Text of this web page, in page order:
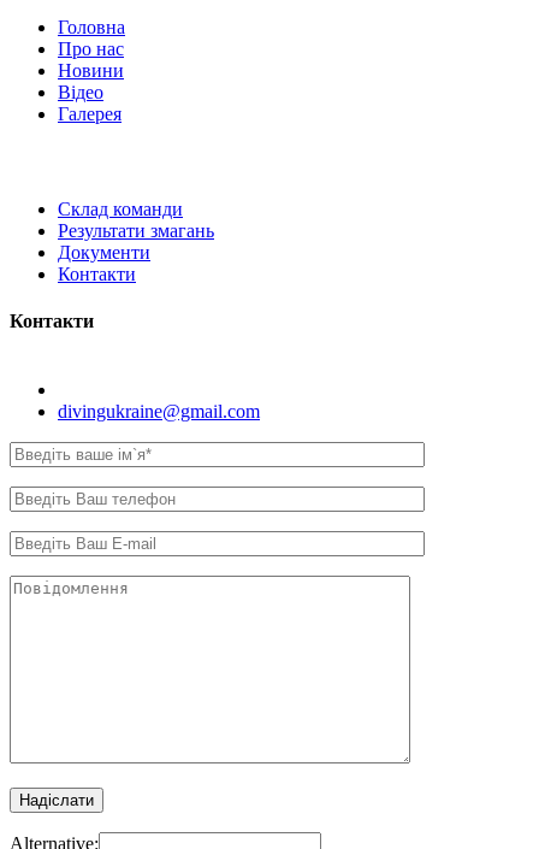
Головна
Про нас
Новини
Відео
Галерея
Склад команди
Результати змагань
Документи
Контакти
Контакти
divingukraine@gmail.com
Alternative: